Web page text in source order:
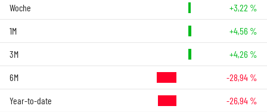
Woche +3,22 %
1M +4,56 %
3M +4,26 %
6M -28,94 %
Year-to-date -26,94 %